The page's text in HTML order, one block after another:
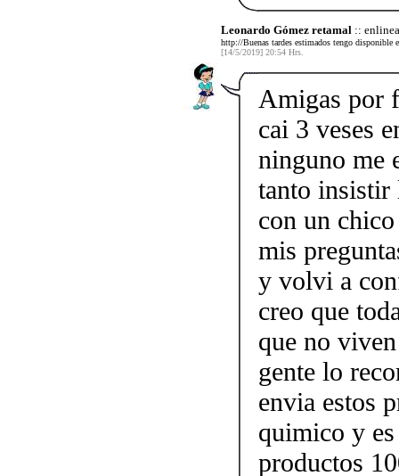
Leonardo Gómez retamal ::
http://Buenas tardes estimados tengo
[14/5/2019] 20:54 Hrs.
Amigas por
cai 3 veses
ninguno me
tanto insistir
con un
mis
y volvi a
creo que
que no
gente lo
envia estos
quimico y
productos